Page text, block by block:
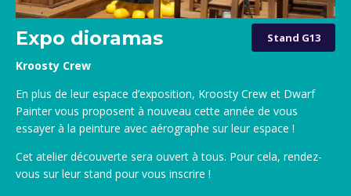
Expo dioramas Stand G13
Kroosty Crew
En plus de leur espace d’exposition, Kroosty Crew et Dwarf
Painter vous proposent à nouveau cette année de vous
essayer à la peinture avec aérographe sur leur espace !
Cet atelier découverte sera ouvert à tous. Pour cela, rendez-
vous sur leur stand pour vous inscrire !